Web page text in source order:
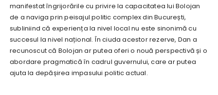
manifestat îngrijorările cu privire la capacitatea lui Bolojan
de a naviga prin peisajul politic complex din București,
subliniind că experiența la nivel local nu este sinonimă cu
succesul la nivel național. În ciuda acestor rezerve, Dan a
recunoscut că Bolojan ar putea oferi o nouă perspectivă și o
abordare pragmatică în cadrul guvernului, care ar putea
ajuta la depășirea impasului politic actual.